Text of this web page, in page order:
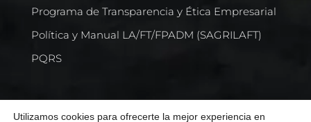
Programa de Transparencia y Ética Empresarial
Política y Manual LA/FT/FPADM (SAGRILAFT)
PQRS
Utilizamos cookies para ofrecerte la mejor experiencia en